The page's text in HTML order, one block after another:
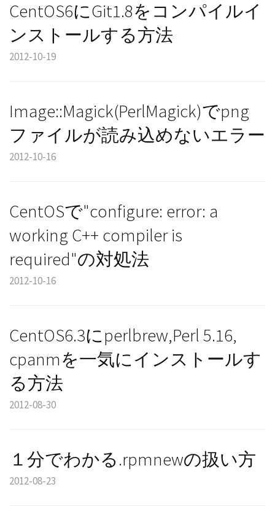
CentOS6にGit1.8をコンパイルイ
ンストールする方法
2012-10-19
Image::Magick(PerlMagick)でpng
ファイルが読み込めないエラー
2012-10-16
CentOSで"configure: error: a
working C++ compiler is
required"の対処法
2012-10-16
CentOS6.3にperlbrew,Perl 5.16,
cpanmを一気にインストールす
る方法
2012-08-30
１分でわかる.rpmnewの扱い方
2012-08-23